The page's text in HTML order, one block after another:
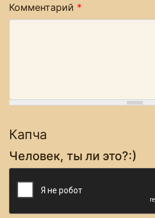
Комментарий *
Капча
Человек, ты ли это?:)